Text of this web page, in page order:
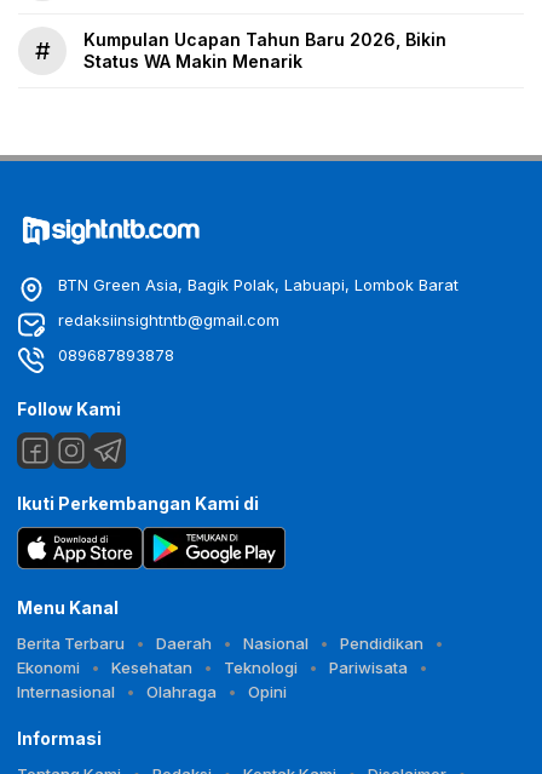
#
Kumpulan Ucapan Tahun Baru 2026, Bikin
Status WA Makin Menarik
BTN Green Asia, Bagik Polak, Labuapi, Lombok Barat
redaksiinsightntb@gmail.com
089687893878
Follow Kami
Ikuti Perkembangan Kami di
Menu Kanal
Berita Terbaru Daerah Nasional
Pendidikan
Ekonomi
Kesehatan Teknologi
Pariwisata
Internasional
Olahraga Opini
Informasi